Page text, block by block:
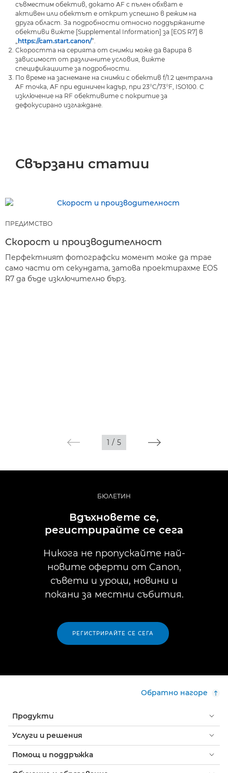
съвместим обектив, докато AF с пълен обхват е
активен или обектът е открит успешно в режим на
друга област. За подробности относно поддържаните
обективи вижте [Supplemental Information] за [EOS R7] в
„ https://cam.start.canon/“.
Скоростта на серията от снимки може да варира в
зависимост от различните условия, вижте
спецификациите за подробности.
По време на заснемане на снимки с обектив f/1.2 централна
AF точка, AF при единичен кадър, при 23°C/73°F, ISO100. С
изключение на RF обективите с покритие за
дефокусирано изглаждане.
Свързани статии
ПРЕДИМСТВО
Скорост и производителност
Перфектният фотографски момент може да трае
само части от секундата, затова проектирахме EOS
R7 да бъде изключително бърз.
1 / 5
БЮЛЕТИН
Вдъхновете се,
регистрирайте се сега
Никога не пропускайте най-
новите оферти от Canon,
съвети и уроци, новини и
покани за местни събития.
РЕГИСТРИРАЙТЕ СЕ СЕГА
Обратно нагоре
Продукти
Услуги и решения
Помощ и поддръжка